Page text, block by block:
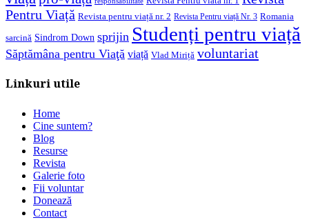
Pentru Viață Revista pentru viață nr. 2 Revista Pentru viață Nr. 3 Romania
sarcină Sindrom Down sprijin Studenți pentru viață
Săptămâna pentru Viaţă viață Vlad Miriță voluntariat
Linkuri utile
Home
Cine suntem?
Blog
Resurse
Revista
Galerie foto
Fii voluntar
Donează
Contact